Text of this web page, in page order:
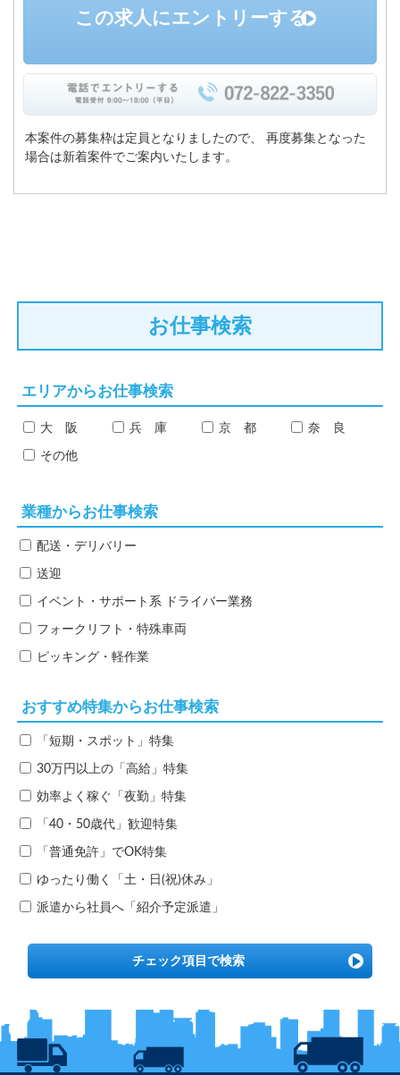
この求人にエントリーする
本案件の募集枠は定員となりましたので、
再度募集となった
場合は新着案件でご案内いたします。
お仕事検索
エリアからお仕事検索
大 阪 兵 庫 京 都 奈 良
その他
業種からお仕事検索
配送・デリバリー
送迎
イベント・サポート系 ドライバー業務
フォークリフト・特殊車両
ピッキング・軽作業
おすすめ特集からお仕事検索
「短期・スポット」特集
30万円以上の「高給」特集
効率よく稼ぐ「夜勤」特集
「40・50歳代」歓迎特集
「普通免許」でOK特集
ゆったり働く「土・日(祝)休み」
派遣から社員へ「紹介予定派遣」
チェック項目で検索